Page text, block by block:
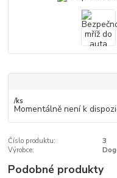
/ks
Momentálně není k
Číslo produktu:
3
Výrobce:
Podobné produkty